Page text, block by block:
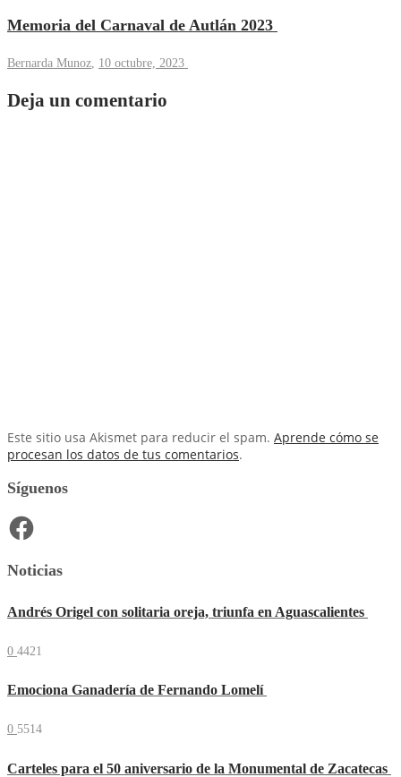
Memoria del Carnaval de Autlán 2023
Bernarda Munoz, 10 octubre, 2023
Deja un comentario
Este sitio usa Akismet para reducir el spam. Aprende cómo se
procesan los datos de tus comentarios.
Síguenos
Facebook
Noticias
Andrés Origel con solitaria oreja, triunfa en Aguascalientes
0 4421
Emociona Ganadería de Fernando Lomelí
0 5514
Carteles para el 50 aniversario de la Monumental de Zacatecas